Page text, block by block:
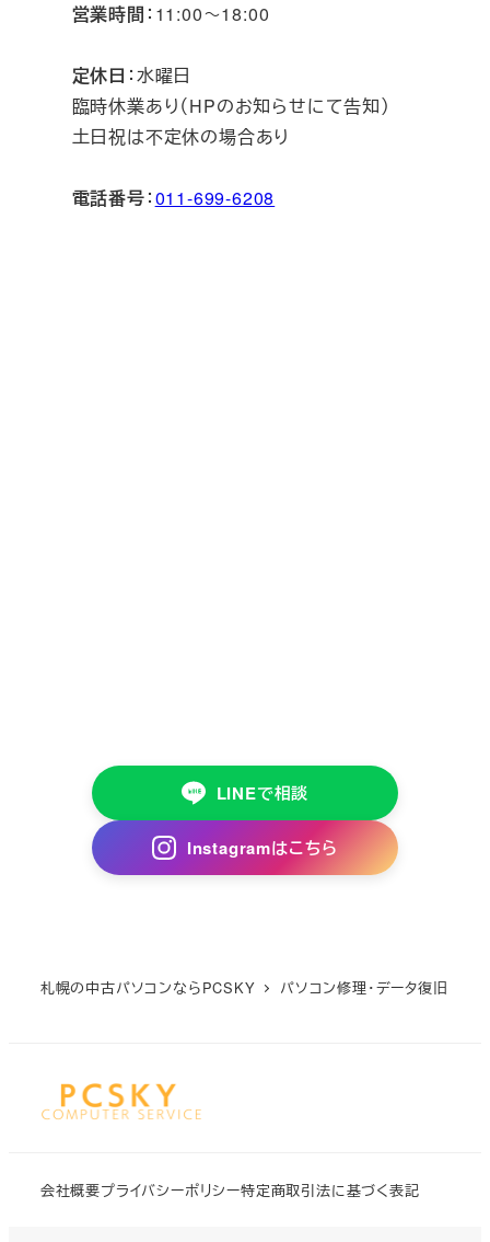
営業時間 ：11:00～18:00
定休日 ：水曜日
臨時休業あり（HPのお知らせにて告知）
土日祝は不定休の場合あり
電話番号：011-699-6208
LINEで相談
Instagramはこちら
札幌の中古パソコンならPCSKY パソコン修理・データ復旧
会社概要プライバシーポリシー特定商取引法に基づく表記